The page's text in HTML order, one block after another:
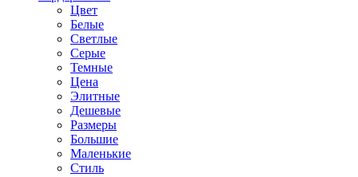
Цвет
Белые
Светлые
Серые
Темные
Цена
Элитные
Дешевые
Размеры
Большие
Маленькие
Стиль